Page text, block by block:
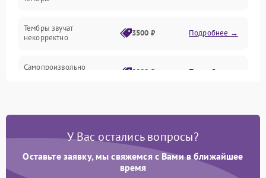
Аудио
Оптика
Тембры звучат
некорректно
3500 ₽ Подробнее →
Самопроизвольно
2800 ₽ Подробнее →
У Вас остались вопросы?
Оставьте заявку, мы свяжемся с Вами в ближайшее
время